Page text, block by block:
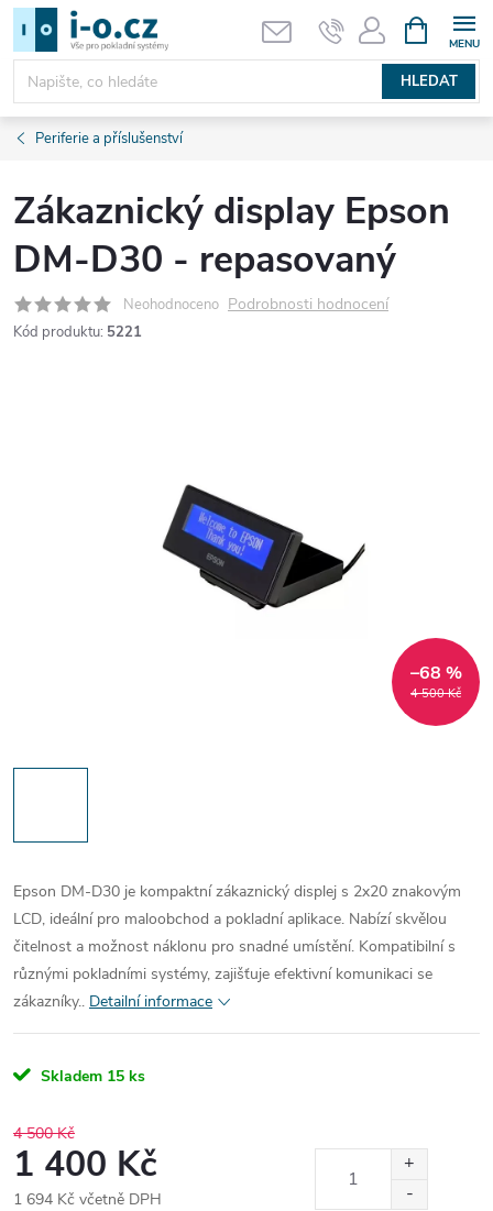
Přejít
obsah
HLEDAT
NÁKUPNÍ
KOŠÍK
Periferie a příslušenství
Zákaznický display Epson
DM-D30 - repasovaný
Neohodnoceno Podrobnosti hodnocení
Kód produktu: 5221
4 500 Kč
–68 %
Epson DM-D30 je kompaktní zákaznický displej s 2x20 znakovým
LCD, ideální pro maloobchod a pokladní aplikace. Nabízí skvělou
čitelnost a možnost náklonu pro snadné umístění. Kompatibilní s
různými pokladními systémy, zajišťuje efektivní komunikaci se
zákazníky.. Detailní informace
Skladem 15 ks
4 500 Kč
1 400 Kč
1 694 Kč včetně DPH